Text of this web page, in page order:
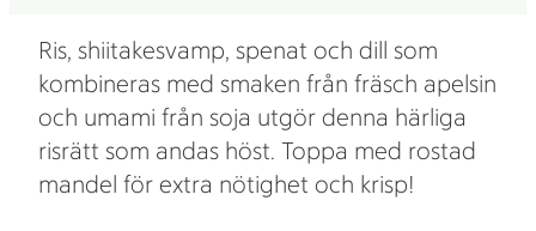
Ris, shiitakesvamp, spenat och dill som
kombineras med smaken från fräsch apelsin
och umami från soja utgör denna härliga
risrätt som andas höst. Toppa med rostad
mandel för extra nötighet och krisp!